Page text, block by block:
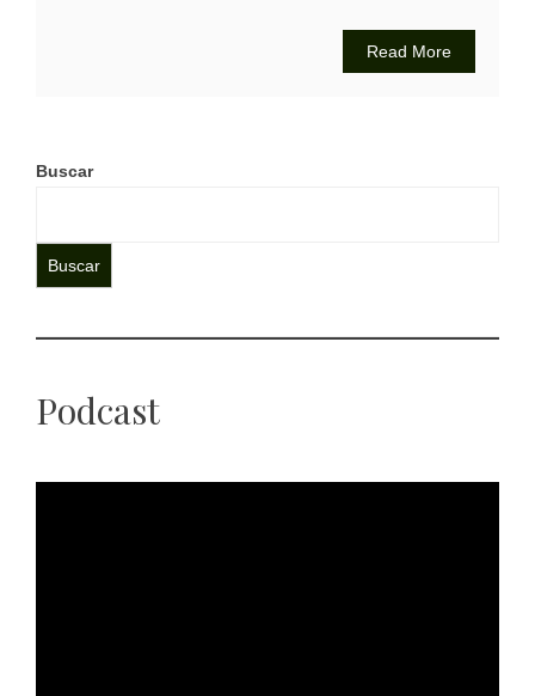
Read More
Buscar
Buscar
Podcast